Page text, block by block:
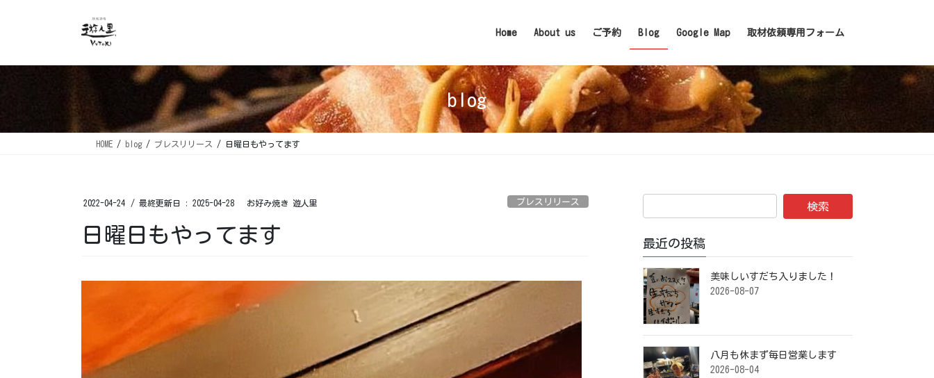
Home About us ご予約 Blog Google Map 取材依頼専用フォーム
blog
HOME blog プレスリリース 日曜日もやってます ⁡
2022-04-24 / 最終更新日 : 2025-04-28 お好み焼き 遊人里 プレスリリース
日曜日もやってます ⁡ 最近の投稿
美味しいすだち入りました！ ⁡
2026-08-07
八月も休まず毎日営業します️ ⁡
2026-08-04